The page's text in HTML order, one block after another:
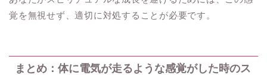
覚を無視せず、適切に対処することが必要です。
まとめ：体に電気が走るような感覚がした時のス